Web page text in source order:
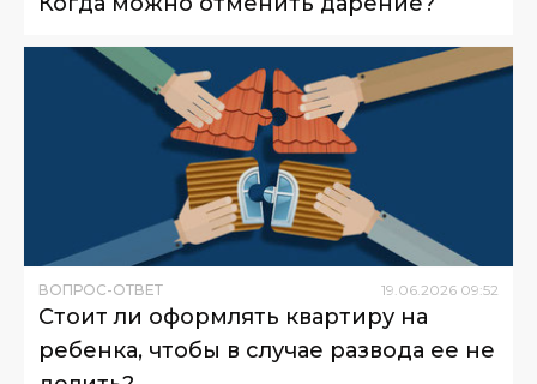
ВОПРОС-ОТВЕТ 19.06.2026 09:52
Стоит ли оформлять квартиру на
ребенка, чтобы в случае развода ее не